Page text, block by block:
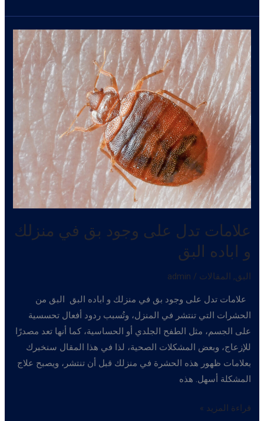
علامات تدل على وجود بق في منزلك
و اباده البق
البق, المقالات /
admin
علامات تدل على وجود بق في منزلك و اباده البق البق من
الحشرات التي تنتشر في المنزل، وتُسبب ردود أفعال تحسسية
على الجسم، مثل الطفح الجلدي أو الحساسية، كما أنها تعد مصدرًا
للإزعاج، وبعض المشكلات الصحية، لذا في هذا المقال سنخبرك
بعلامات ظهور هذه الحشرة في منزلك قبل أن تنتشر، ويصبح علاج
المشكلة أسهل. هذه
علامات
قراءة المزيد »